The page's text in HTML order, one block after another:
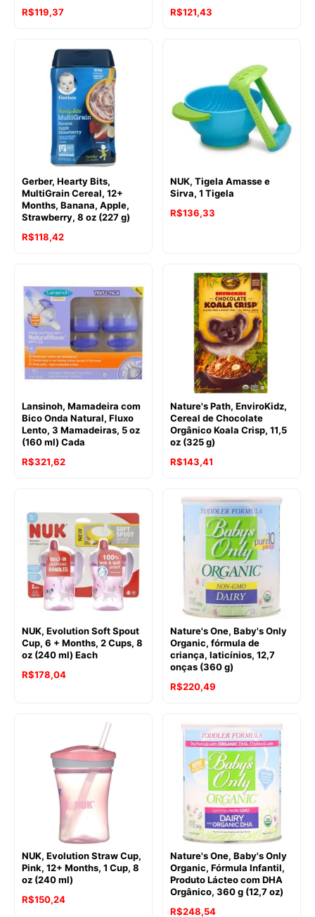
R$119,37
R$121,43
Gerber, Hearty Bits,
MultiGrain Cereal, 12+
Months, Banana, Apple,
Strawberry, 8 oz (227 g)
R$118,42
NUK, Tigela Amasse e
Sirva, 1 Tigela
R$136,33
Lansinoh, Mamadeira com
Bico Onda Natural, Fluxo
Lento, 3 Mamadeiras, 5 oz
(160 ml) Cada
R$321,62
Nature's Path, EnviroKidz,
Cereal de Chocolate
Orgânico Koala Crisp, 11,5
oz (325 g)
R$143,41
NUK, Evolution Soft Spout
Cup, 6 + Months, 2 Cups, 8
oz (240 ml) Each
R$178,04
Nature's One, Baby's Only
Organic, fórmula de
criança, laticínios, 12,7
onças (360 g)
R$220,49
NUK, Evolution Straw Cup,
Pink, 12+ Months, 1 Cup, 8
oz (240 ml)
R$150,24
Nature's One, Baby's Only
Organic, Fórmula Infantil,
Produto Lácteo com DHA
Orgânico, 360 g (12,7 oz)
R$248,54